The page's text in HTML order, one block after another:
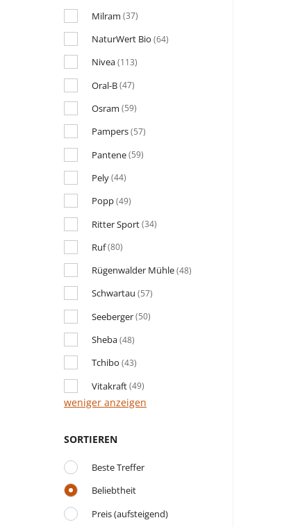
Milram (37)
NaturWert Bio (64)
Nivea(113)
Oral-B(47)
Osram (59)
Pampers(57)
Pantene(59)
Pely(44)
Popp(49)
Ritter Sport(34)
Ruf(80)
Rügenwalder Mühle(48)
Schwartau (57)
Seeberger(50)
Sheba(48)
Tchibo (43)
Vitakraft(49)
weniger anzeigen
SORTIEREN
Beste Treffer
Beliebtheit
Preis (aufsteigend)